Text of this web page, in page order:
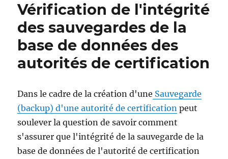
Vérification de l'intégrité
des sauvegardes de la
base de données des
autorités de certification
Dans le cadre de la création d'une Sauvegarde
(backup) d'une autorité de certification peut
soulever la question de savoir comment
s'assurer que l'intégrité de la sauvegarde de la
base de données de l'autorité de certification